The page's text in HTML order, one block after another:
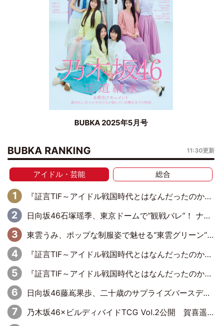
BUBKA 2025年5月号
BUBKA RANKING 11:30更新
アイドル・芸能 総合
『証言TIF～アイドル戦国時代とはなんだったのか～』第6回：でんぱ組.inc・古川未鈴×相沢梨紗「『ハロプロやりたかったな』って言ったら、夢眠ねむさんに『てめえはでんぱ組．incなんだよ！』って肩パンされて(笑)」
日向坂46石塚瑶季、東京ドームで“観戦バレ”！ ナイツ・塙も認めた「巨人に詳しすぎるアイドル」は元VENUSスクール生で杉内コーチ推し⁉
東雲うみ、ポップな制服姿で魅せる“東雲グリーン”の正体
『証言TIF～アイドル戦国時代とはなんだったのか～』第8回：Negicco・Nao☆×Megu×Kaede「東京からオファーが来たのと、梨の皮剥きとどっちが大事なんだって」
『証言TIF～アイドル戦国時代とはなんだったのか～』第10回：さくら学院・武藤彩未×飯田らうら「正直、中3で辞めるというのを信じてなくて。そう言われてはいたけど、嘘でしょって」
日向坂46藤嶌果歩、二十歳のサプライズバースデーに大喜び「頼られる先輩になれるように努力していきたい」
乃木坂46×ビルディバイドTCG Vol.2公開 賀喜遥香＆田村真佑が『京まふ』ステージに登壇